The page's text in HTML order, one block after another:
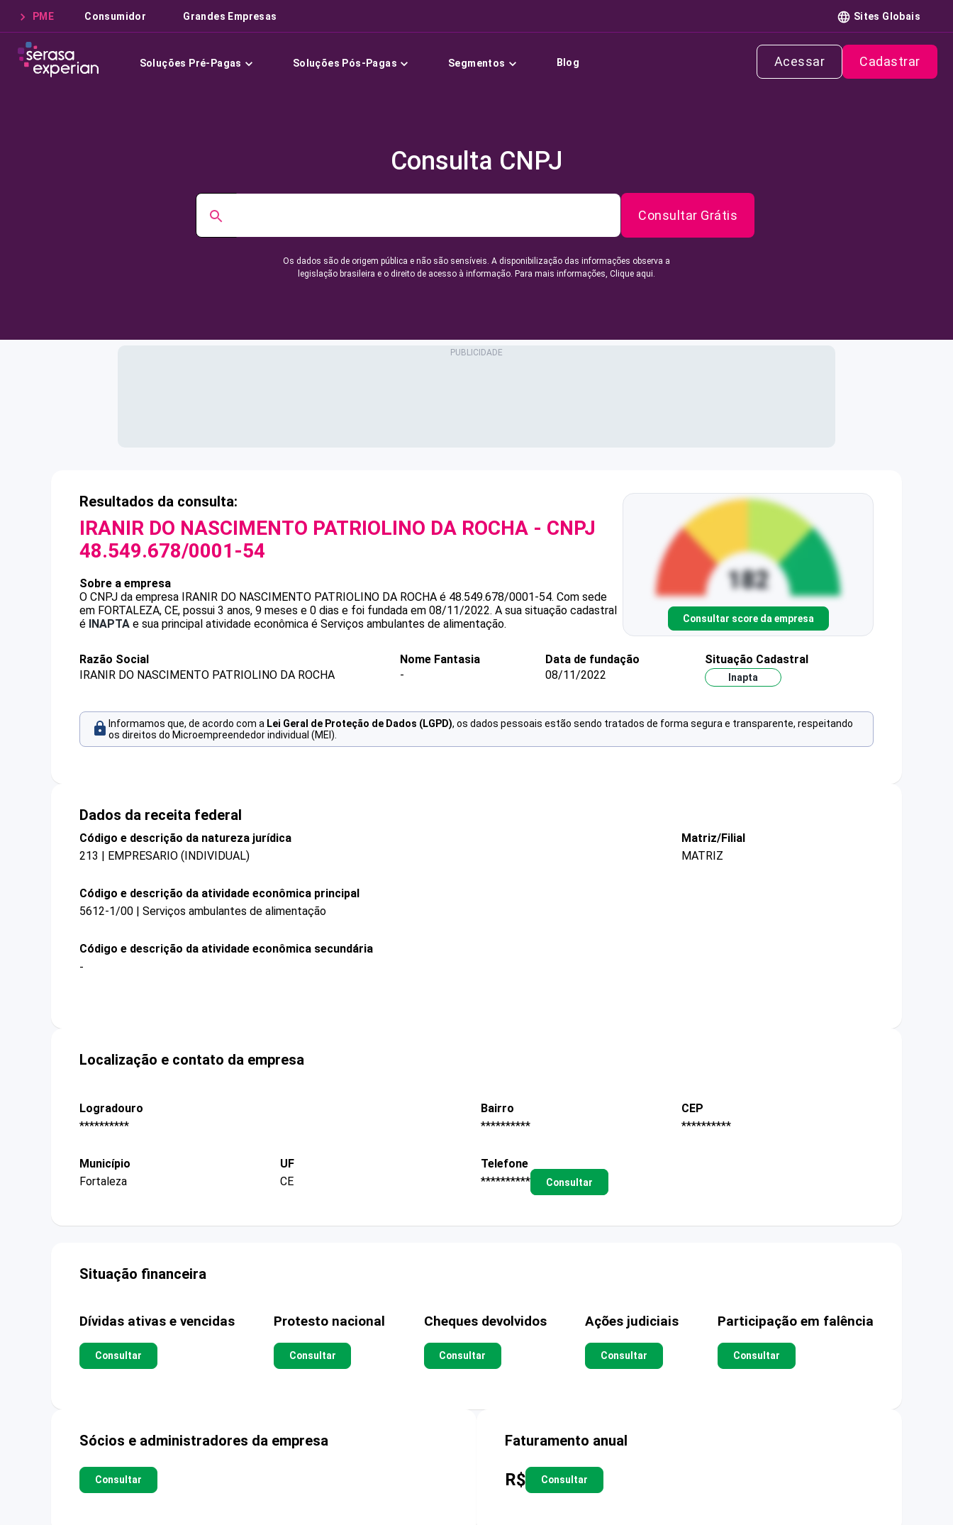
PME Consumidor Grandes Empresas Sites Globais
Soluções Pré-Pagas Soluções Pós-Pagas Segmentos Blog Acessar Cadastrar
Consulta CNPJ
Consultar Grátis
Os dados são de origem pública e não são sensíveis. A disponibilização das informações observa a
legislação brasileira e o direito de acesso à informação. Para mais informações, Clique aqui.
Resultados da consulta:
IRANIR DO NASCIMENTO PATRIOLINO DA ROCHA - CNPJ
48.549.678/0001-54
Sobre a empresa
O CNPJ da empresa IRANIR DO NASCIMENTO PATRIOLINO DA ROCHA é 48.549.678/0001-54. Com sede
em FORTALEZA, CE, possui 3 anos, 9 meses e 0 dias e foi fundada em 08/11/2022. A sua situação cadastral
é INAPTA e sua principal atividade econômica é Serviços ambulantes de alimentação. Consultar score da empresa
Razão Social
IRANIR DO NASCIMENTO PATRIOLINO DA ROCHA
Nome Fantasia
-
Data de fundação
08/11/2022
Situação Cadastral
Inapta
Informamos que, de acordo com a Lei Geral de Proteção de Dados (LGPD), os dados pessoais estão sendo tratados de forma segura e transparente, respeitando
os direitos do Microempreendedor individual (MEI).
Dados da receita federal
Código e descrição da natureza jurídica
213 | EMPRESARIO (INDIVIDUAL)
Matriz/Filial
MATRIZ
Código e descrição da atividade econômica principal
5612-1/00 | Serviços ambulantes de alimentação
Código e descrição da atividade econômica secundária
-
Localização e contato da empresa
Logradouro
**********
Bairro
**********
CEP
**********
Município
Fortaleza
UF
CE
Telefone
**********
Consultar
Situação financeira
Dívidas ativas e vencidas
Consultar
Protesto nacional
Consultar
Cheques devolvidos
Consultar
Ações judiciais
Consultar
Participação em falência
Consultar
Sócios e administradores da empresa
Consultar
Faturamento anual
R$ Consultar